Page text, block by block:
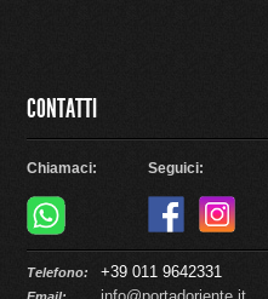
CONTATTI
Chiamaci: Seguici:
Telefono: +39 011 9642331